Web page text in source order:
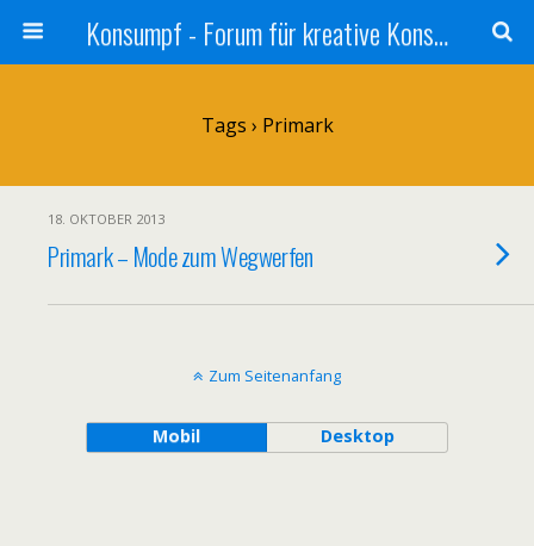
Konsumpf - Forum für kreative Konsumkritik - Culture Jamming, Nachhaltigkeit, Konzernkritik, Adbusting
Tags › Primark
18. OKTOBER 2013
Primark – Mode zum Wegwerfen
Zum Seitenanfang
Mobil Desktop